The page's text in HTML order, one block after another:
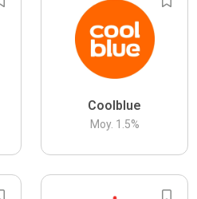
Coolblue
Moy. 1.5%